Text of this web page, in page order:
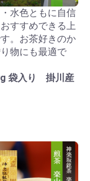
水色ともに自信
すすめできる上
。お茶好きのか
物にも最適で
袋入り 掛川産